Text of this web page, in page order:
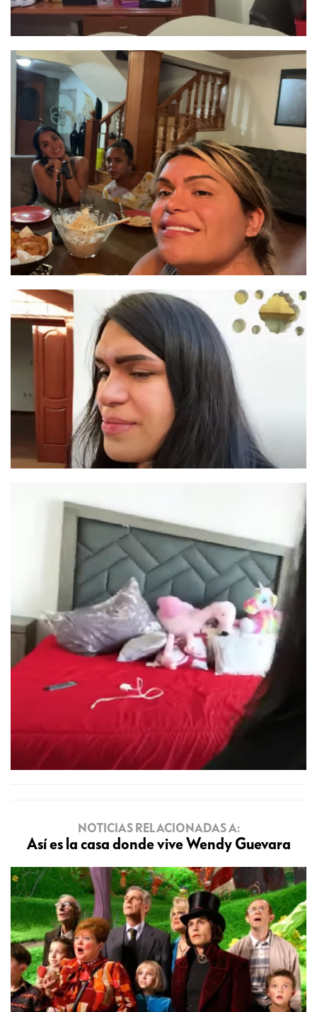
NOTICIAS RELACIONADAS A:
Así es la casa donde vive Wendy Guevara